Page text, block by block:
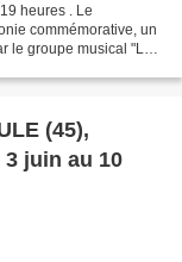
heures . Le
commémorative, un
le groupe musical "Le
(45),
juin au 10